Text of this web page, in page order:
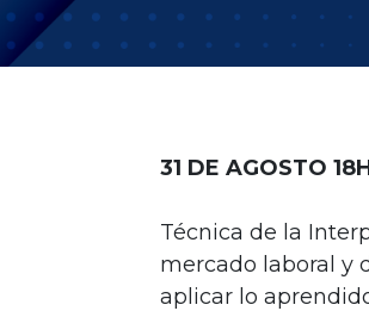
31 DE AGOSTO
Técnica de la
mercado laboral y
aplicar lo